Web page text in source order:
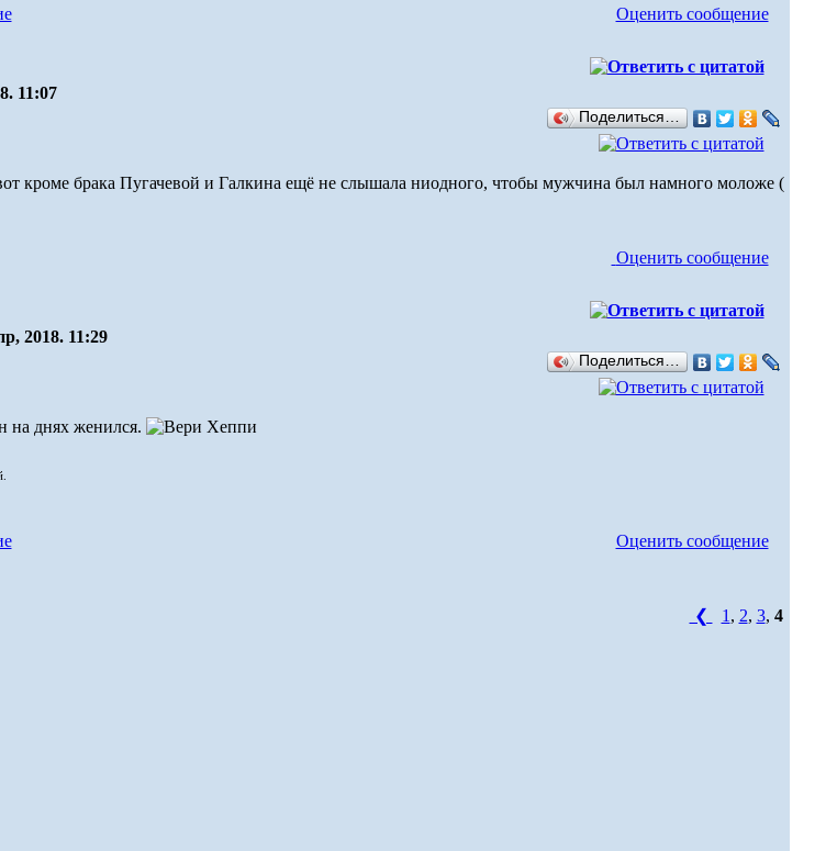
Оценить сообщение
11:07
Поделиться…
кроме брака Пугачевой и Галкина ещё не слышала ниодного, чтобы мужчина был намного моложе (
Оценить сообщение
2018. 11:29
Поделиться…
на днях женился.
Оценить сообщение
❮ 1 , 2, 3, 4